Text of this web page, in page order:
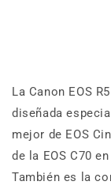
La Canon EOS
diseñada
mejor de EOS
de la EOS C70
También es la